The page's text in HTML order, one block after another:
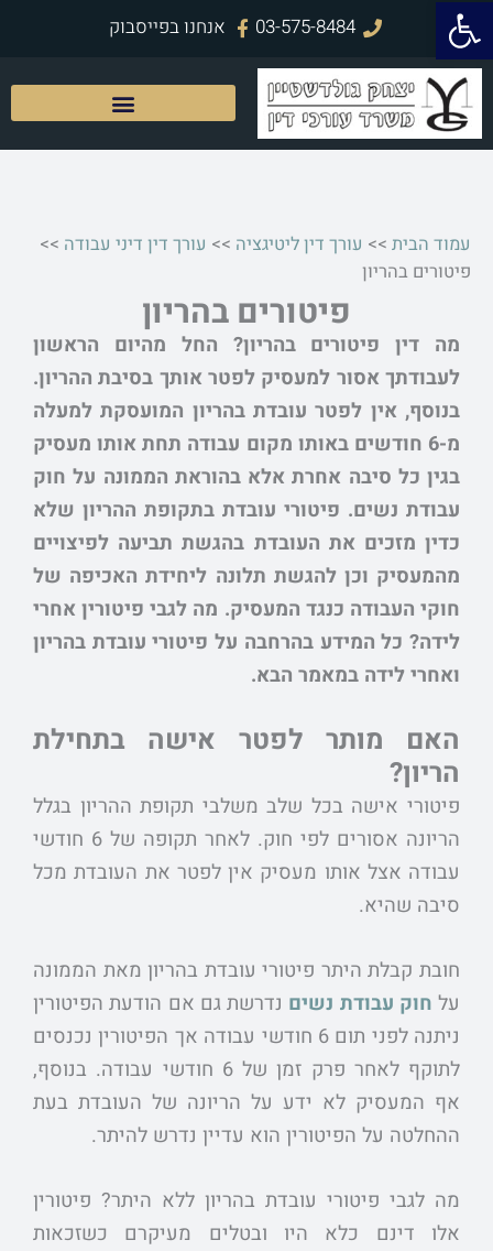
פתח סרגל נגישות
דילוג
לתוכן
03-575-8484 אנחנו בפייסבוק
עמוד הבית >> עורך דין ליטיגציה >> עורך דין דיני עבודה >>
פיטורים בהריון
פיטורים בהריון
מה דין פיטורים בהריון? החל מהיום הראשון
לעבודתך אסור למעסיק לפטר אותך בסיבת ההריון.
בנוסף, אין לפטר עובדת בהריון המועסקת למעלה
מ-6 חודשים באותו מקום עבודה תחת אותו מעסיק
בגין כל סיבה אחרת אלא בהוראת הממונה על חוק
עבודת נשים. פיטורי עובדת בתקופת ההריון שלא
כדין מזכים את העובדת בהגשת תביעה לפיצויים
מהמעסיק וכן להגשת תלונה ליחידת האכיפה של
חוקי העבודה כנגד המעסיק. מה לגבי פיטורין אחרי
לידה? כל המידע בהרחבה על פיטורי עובדת בהריון
ואחרי לידה במאמר הבא.
האם מותר לפטר אישה בתחילת
הריון?
פיטורי אישה בכל שלב משלבי תקופת ההריון בגלל
הריונה אסורים לפי חוק. לאחר תקופה של 6 חודשי
עבודה אצל אותו מעסיק אין לפטר את העובדת מכל
סיבה שהיא.
חובת קבלת היתר פיטורי עובדת בהריון מאת הממונה
על חוק עבודת נשים נדרשת גם אם הודעת הפיטורין
ניתנה לפני תום 6 חודשי עבודה אך הפיטורין נכנסים
לתוקף לאחר פרק זמן של 6 חודשי עבודה. בנוסף,
אף המעסיק לא ידע על הריונה של העובדת בעת
ההחלטה על הפיטורין הוא עדיין נדרש להיתר.
מה לגבי פיטורי עובדת בהריון ללא היתר? פיטורין
אלו דינם כלא היו ובטלים מעיקרם כשזכאות